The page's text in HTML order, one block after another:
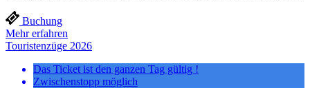
Buchung
Mehr erfahren
Touristenzüge 2026
Das Ticket ist den ganzen Tag gültig !
Zwischenstopp möglich